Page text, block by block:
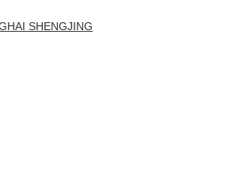
SHENGJING